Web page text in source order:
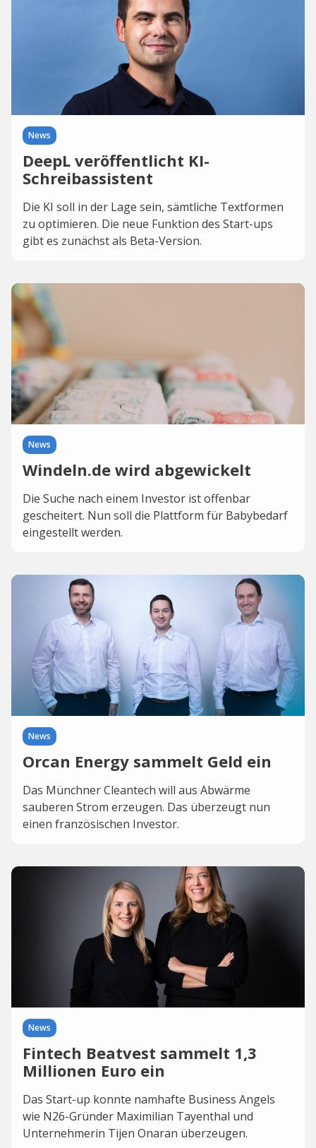
News
DeepL veröffentlicht KI-
Schreibassistent
Die KI soll in der Lage sein, sämtliche Textformen
zu optimieren. Die neue Funktion des Start-ups
gibt es zunächst als Beta-Version.
News
Windeln.de wird abgewickelt
Die Suche nach einem Investor ist offenbar
gescheitert. Nun soll die Plattform für Babybedarf
eingestellt werden.
News
Orcan Energy sammelt Geld ein
Das Münchner Cleantech will aus Abwärme
sauberen Strom erzeugen. Das überzeugt nun
einen französischen Investor.
News
Fintech Beatvest sammelt 1,3
Millionen Euro ein
Das Start-up konnte namhafte Business Angels
wie N26-Gründer Maximilian Tayenthal und
Unternehmerin Tijen Onaran überzeugen.